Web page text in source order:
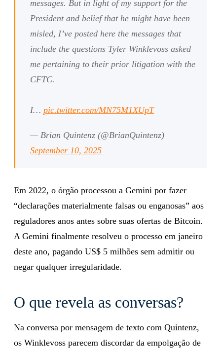
messages. But in light of my support for the
President and belief that he might have been
misled, I’ve posted here the messages that
include the questions Tyler Winklevoss asked
me pertaining to their prior litigation with the
CFTC.
I… pic.twitter.com/MN75M1XUpT
— Brian Quintenz (@BrianQuintenz)
September 10, 2025
Em 2022, o órgão processou a Gemini por fazer
“declarações materialmente falsas ou enganosas” aos
reguladores anos antes sobre suas ofertas de Bitcoin.
A Gemini finalmente resolveu o processo em janeiro
deste ano, pagando US$ 5 milhões sem admitir ou
negar qualquer irregularidade.
O que revela as conversas?
Na conversa por mensagem de texto com Quintenz,
os Winklevoss parecem discordar da empolgação de